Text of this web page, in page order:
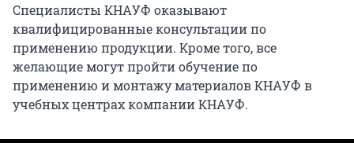
Специалисты КНАУФ оказывают
квалифицированные консультации по
применению продукции. Кроме того, все
желающие могут пройти обучение по
применению и монтажу материалов КНАУФ в
учебных центрах компании КНАУФ.